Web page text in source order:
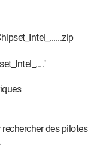
des pilotes